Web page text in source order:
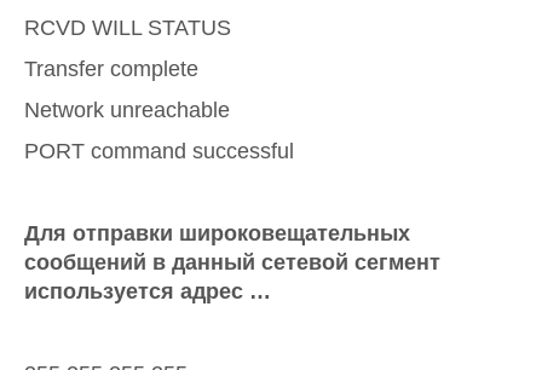
RCVD WILL STATUS
Transfer complete
Network unreachable
PORT command successful
Для отправки широковещательных
сообщений в данный сетевой сегмент
используется адрес …